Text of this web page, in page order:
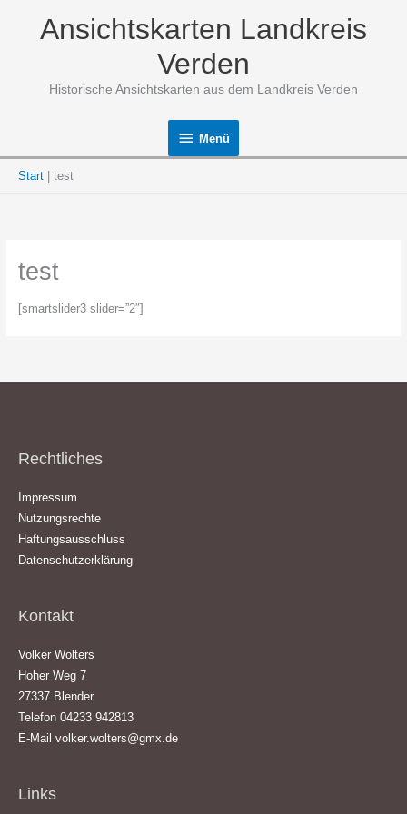
Ansichtskarten Landkreis
Verden
Historische Ansichtskarten aus dem Landkreis Verden
Menü
Menü
Start test
test
[smartslider3 slider=”2″]
Rechtliches
Impressum
Nutzungsrechte
Haftungsausschluss
Datenschutzerklärung
Kontakt
Volker Wolters
Hoher Weg 7
27337 Blender
Telefon 04233 942813
E-Mail volker.wolters@gmx.de
Links